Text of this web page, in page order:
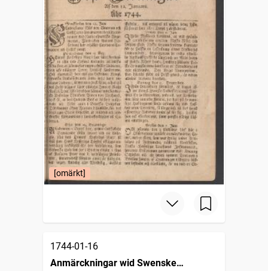
[omärkt]
1744-01-16
Anmärckningar wid Swenske